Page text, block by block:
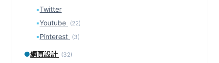
▪Twitter
▪Youtube (22)
▪Pinterest (3)
●網頁設計 (32)